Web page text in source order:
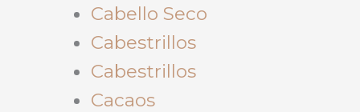
Cabello Seco
Cabestrillos
Cabestrillos
Cacaos